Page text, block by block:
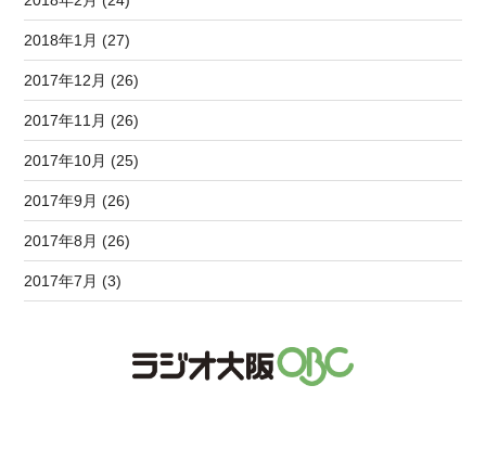
2018年1月 (27)
2017年12月 (26)
2017年11月 (26)
2017年10月 (25)
2017年9月 (26)
2017年8月 (26)
2017年7月 (3)